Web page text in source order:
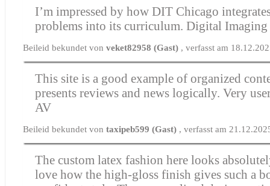
I’m impressed by how DIT Chicago
problems into its curriculum.Digital Imaging
Beileid bekundet vonveket82958 (Gast) , verfasst am
This site is a good example of organized
presents reviews and news logically. Very
AV
Beileid bekundet vontaxipeb599 (Gast) , verfasst am
The custom latex fashion here looks
love how the high-gloss finish gives such a